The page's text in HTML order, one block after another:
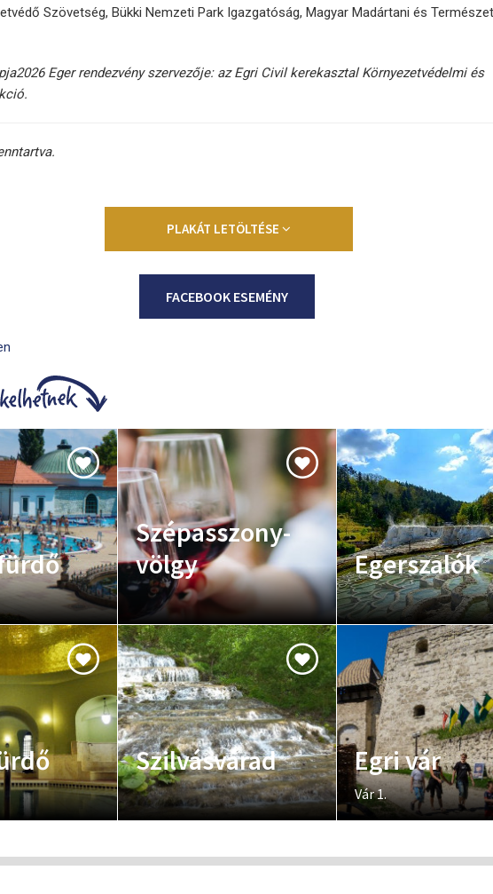
Szövetség, Bükki Nemzeti Park Igazgatóság, Magyar Madártani és
Eger rendezvény szervezője: az Egri Civil kerekasztal Környezetvédelmi és
PLAKÁT LETÖLTÉSE
FACEBOOK ESEMÉNY
Szépasszony-
völgy
Egerszalók
Szilvásvárad Egri vár
Vár 1.